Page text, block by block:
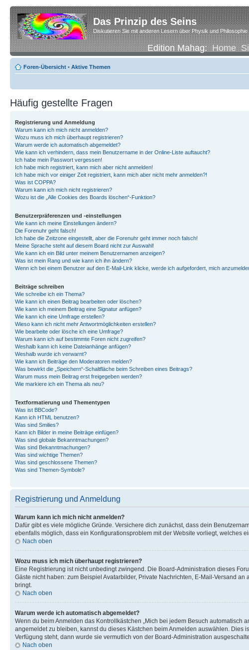
Das Prinzip des Seins
Diskutieren Sie mit anderen Lesern über Physik und Philosophie
Edition Mahag:Home
Foren-Übersicht • Aktive Themen
Häufig gestellte Fragen
Registrierung und Anmeldung
Warum kann ich mich nicht anmelden?
Wozu muss ich mich überhaupt registrieren?
Warum werde ich automatisch abgemeldet?
Wie kann ich verhindern, dass mein Benutzername in der Online-Liste auftaucht?
Ich habe mein Passwort vergessen!
Ich habe mich registriert, kann mich aber nicht anmelden!
Ich habe mich vor einiger Zeit registriert, kann mich aber nicht mehr anmelden?!
Was ist COPPA?
Warum kann ich mich nicht registrieren?
Wozu ist die „Alle Cookies des Boards löschen“-Funktion?
Benutzerpräferenzen und -einstellungen
Wie kann ich meine Einstellungen ändern?
Die Forenuhr geht falsch!
Ich habe die Zeitzone eingestellt, aber die Forenuhr geht immer noch falsch!
Meine Sprache steht auf diesem Board nicht zur Auswahl!
Wie kann ich ein Bild unter meinem Benutzernamen anzeigen?
Was ist mein Rang und wie kann ich ihn ändern?
Wenn ich bei einem Benutzer auf den E-Mail-Link klicke, werde ich aufgefordert, mich
Beiträge schreiben
Wie schreibe ich ein Thema?
Wie kann ich einen Beitrag bearbeiten oder löschen?
Wie kann ich meinem Beitrag eine Signatur anfügen?
Wie kann ich eine Umfrage erstellen?
Wieso kann ich nicht mehr Antwortmöglichkeiten erstellen?
Wie bearbeite oder lösche ich eine Umfrage?
Warum kann ich auf bestimmte Foren nicht zugreifen?
Weshalb kann ich keine Dateianhänge anfügen?
Weshalb wurde ich verwarnt?
Wie kann ich Beiträge den Moderatoren melden?
Was bewirkt die „Speichern“-Schaltfläche beim Schreiben eines Beitrags?
Warum muss mein Beitrag erst freigegeben werden?
Wie markiere ich ein Thema als neu?
Textformatierung und Thementypen
Was ist BBCode?
Kann ich HTML benutzen?
Was sind Smilies?
Kann ich Bilder in meine Beiträge einfügen?
Was sind globale Bekanntmachungen?
Was sind Bekanntmachungen?
Was sind wichtige Themen?
Was sind geschlossene Themen?
Was sind Themen-Symbole?
Registrierung und Anmeldung
Warum kann ich mich nicht anmelden?
Dafür gibt es viele mögliche Gründe. Versichere dich zunächst, dass dein
ebenfalls möglich, dass ein Konfigurationsproblem mit der Website vorliegt, welches
Nach oben
Wozu muss ich mich überhaupt registrieren?
Eine Registrierung ist nicht unbedingt zwingend. Die Board-Administration dieses
Gäste nicht haben: zum Beispiel Avatarbilder, Private Nachrichten, E-Mail-Versand
bringt.
Nach oben
Warum werde ich automatisch abgemeldet?
Wenn du beim Anmelden das Kontrollkästchen „Mich bei jedem Besuch
angemeldet zu bleiben, kannst du dieses Kästchen beim Anmelden auswählen. Dies
Verfügung steht, dann wurde sie vermutlich von der Board-Administration
Nach oben